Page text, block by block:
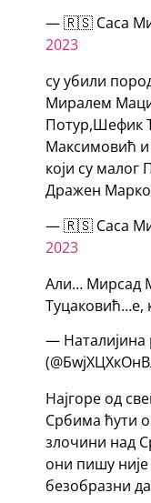
— 🇷🇸 Саса
2023
су убили
Миралем
Потур,Шефик
Максимовић и
који су малог
Дражен
— 🇷🇸 Саса
2023
Али… Мирсад
Туцаковић…е,
—
Најгоре од
Србима ћути
злочини над
они пишу није
безобразни